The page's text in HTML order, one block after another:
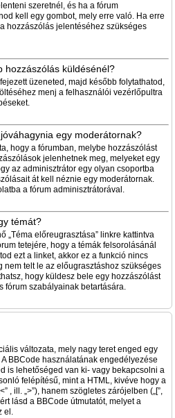
szeretnél, és ha a fórum
kell egy gombot, mely erre való. Ha erre
hozzászólás jelentéséhez szükséges
hozzászólás küldésénél?
üzeneted, majd később folytathatod,
menj a felhasználói vezérlőpultra
egy moderátornak?
hogy a fórumban, melybe hozzászólást
jelenhetnek meg, melyeket egy
az adminisztrátor egy olyan csoportba
át kell néznie egy moderátornak.
a fórum adminisztrátorával.
témát?
„Téma előreugrasztása” linkre kattintva
tetejére, hogy a témák felsorolásánál
ezt a linket, akkor ez a funkció nincs
nem telt le az előugrasztáshoz szükséges
hogy küldesz bele egy hozzászólást
fórum szabályainak betartására.
változata, mely nagy teret enged egy
BBCode használatának engedélyezése
is lehetőséged van ki- vagy bekapcsolni a
felépítésű, mint a HTML, kivéve hogy a
, ill. „>”), hanem szögletes zárójelben („[”,
lásd a BBCode útmutatót, melyet a
el.